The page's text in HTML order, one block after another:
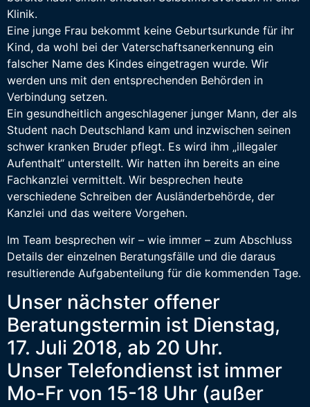
Klinik.
Eine junge Frau bekommt keine Geburtsurkunde für ihr
Kind, da wohl bei der Vaterschaftsanerkennung ein
falscher Name des Kindes eingetragen wurde. Wir
werden uns mit den entsprechenden Behörden in
Verbindung setzen.
Ein gesundheitlich angeschlagener junger Mann, der als
Student nach Deutschland kam und inzwischen seinen
schwer kranken Bruder pflegt. Es wird ihm „illegaler
Aufenthalt“ unterstellt. Wir hatten ihn bereits an eine
Fachkanzlei vermittelt. Wir besprechen heute
verschiedene Schreiben der Ausländerbehörde, der
Kanzlei und das weitere Vorgehen.
Im Team besprechen wir – wie immer – zum Abschluss
Details der einzelnen Beratungsfälle und die daraus
resultierende Aufgabenteilung für die kommenden Tage.
Unser nächster offener
Beratungstermin ist Dienstag,
17. Juli 2018, ab 20 Uhr.
Unser Telefondienst ist immer
Mo-Fr von 15-18 Uhr (außer